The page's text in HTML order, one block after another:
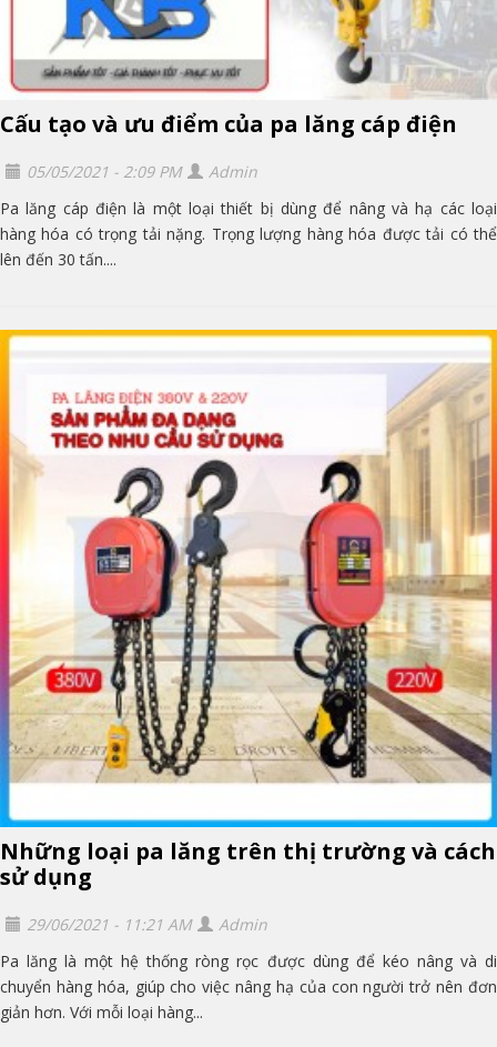
Cấu tạo và ưu điểm của pa lăng cáp điện
05/05/2021 - 2:09 PM
Admin
Pa lăng cáp điện là một loại thiết bị dùng để nâng và hạ các loại
hàng hóa có trọng tải nặng. Trọng lượng hàng hóa được tải có thể
lên đến 30 tấn....
Những loại pa lăng trên thị trường và cách
sử dụng
29/06/2021 - 11:21 AM
Admin
Pa lăng là một hệ thống ròng rọc được dùng để kéo nâng và di
chuyển hàng hóa, giúp cho việc nâng hạ của con người trở nên đơn
giản hơn. Với mỗi loại hàng...